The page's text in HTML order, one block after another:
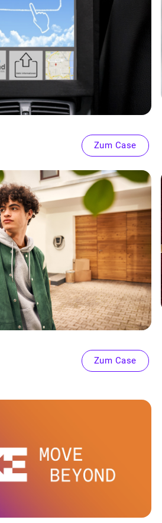
Zum Case
Zum Case